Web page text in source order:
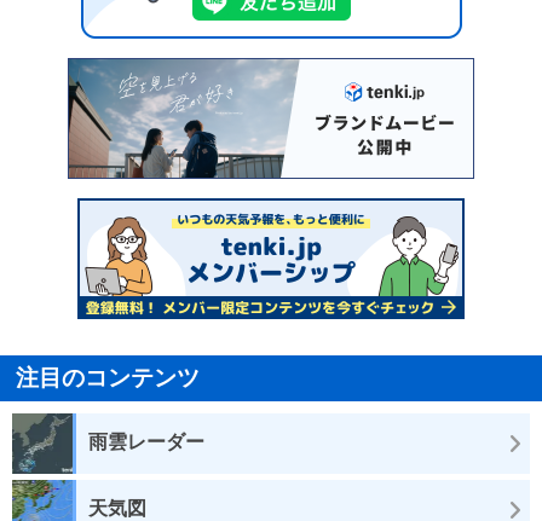
注目のコンテンツ
雨雲レーダー
天気図